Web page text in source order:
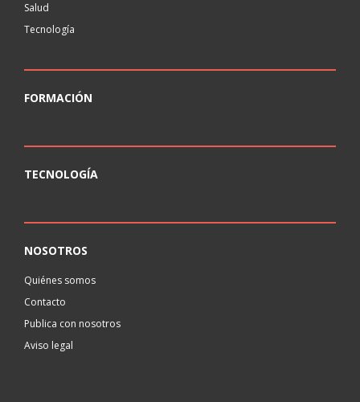
Salud
Tecnología
FORMACIÓN
TECNOLOGÍA
NOSOTROS
Quiénes somos
Contacto
Publica con nosotros
Aviso legal